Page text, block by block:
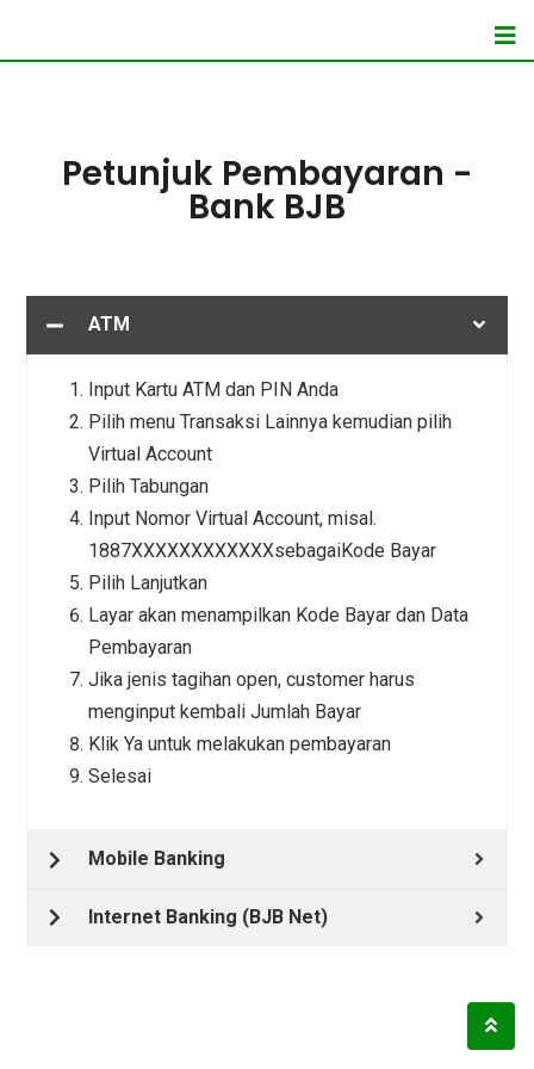
Petunjuk Pembayaran -
Bank BJB
ATM
Input Kartu ATM dan PIN Anda
Pilih menu Transaksi Lainnya kemudian pilih
Virtual Account
Pilih Tabungan
Input Nomor Virtual Account, misal.
1887XXXXXXXXXXXXsebagaiKode Bayar
Pilih Lanjutkan
Layar akan menampilkan Kode Bayar dan Data
Pembayaran
Jika jenis tagihan open, customer harus
menginput kembali Jumlah Bayar
Klik Ya untuk melakukan pembayaran
Selesai
Mobile Banking
Internet Banking (BJB Net)